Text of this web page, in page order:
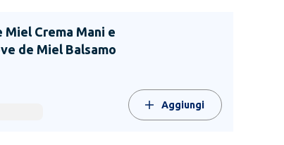
Miel Crema Mani e
de Miel Balsamo
Aggiungi